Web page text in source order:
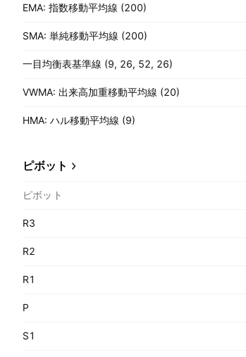
EMA: 指数移動平均線 (200)
SMA: 単純移動平均線 (200)
一目均衡表基準線 (9, 26, 52, 26)
VWMA: 出来高加重移動平均線 (20)
HMA: ハル移動平均線 (9)
ピボット
ピボット
R3
R2
R1
P
S1